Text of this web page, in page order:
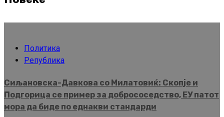
Политика
Република
Сиљановска-Давкова со Милатовиќ: Скопје и
Подгорица се пример за добрососедство, ЕУ патот
мора да биде по еднакви стандарди